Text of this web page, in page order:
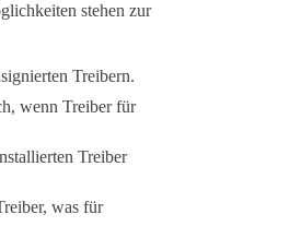
stehen zur
Treibern.
wenn Treiber für
Treiber
was für